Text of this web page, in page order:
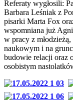
Referaty wygłosili:
Barbara Leśniak z
pisarki Marta Fox
wspomniana już
w pracy z
naukowym i na
budowie relacji oraz
osobistym